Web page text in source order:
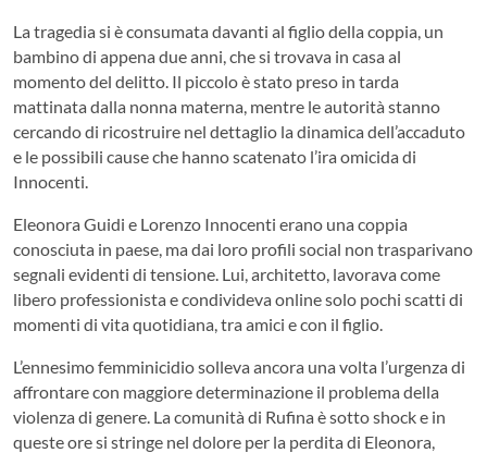
La tragedia si è consumata davanti al figlio della coppia, un
bambino di appena due anni, che si trovava in casa al
momento del delitto. Il piccolo è stato preso in tarda
mattinata dalla nonna materna, mentre le autorità stanno
cercando di ricostruire nel dettaglio la dinamica dell’accaduto
e le possibili cause che hanno scatenato l’ira omicida di
Innocenti.
Eleonora Guidi e Lorenzo Innocenti erano una coppia
conosciuta in paese, ma dai loro profili social non trasparivano
segnali evidenti di tensione. Lui, architetto, lavorava come
libero professionista e condivideva online solo pochi scatti di
momenti di vita quotidiana, tra amici e con il figlio.
L’ennesimo femminicidio solleva ancora una volta l’urgenza di
affrontare con maggiore determinazione il problema della
violenza di genere. La comunità di Rufina è sotto shock e in
queste ore si stringe nel dolore per la perdita di Eleonora,